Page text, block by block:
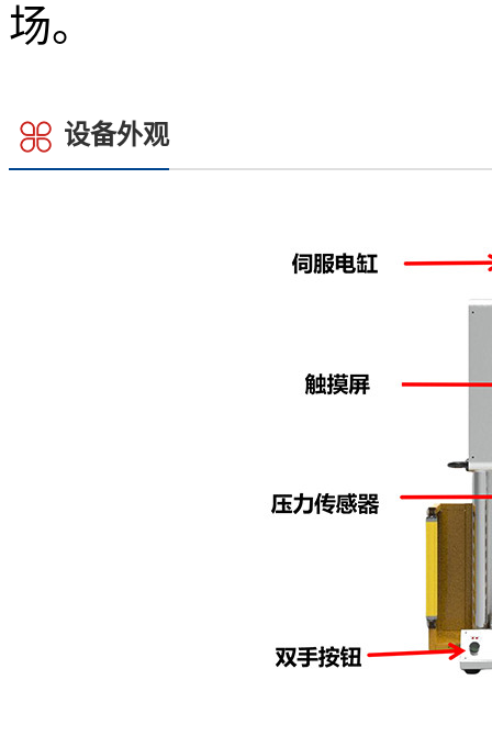
场。
设备外观